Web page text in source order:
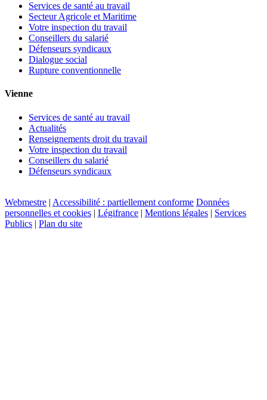
Services de santé au travail
Secteur Agricole et Maritime
Votre inspection du travail
Conseillers du salarié
Défenseurs syndicaux
Dialogue social
Rupture conventionnelle
Vienne
Services de santé au travail
Actualités
Renseignements droit du travail
Votre inspection du travail
Conseillers du salarié
Défenseurs syndicaux
Webmestre | Accessibilité : partiellement conforme Données
personnelles et cookies | Légifrance | Mentions légales | Services
Publics | Plan du site